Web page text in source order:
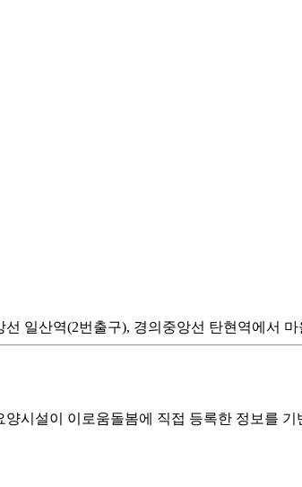
일산역(2번출구), 경의중앙선 탄현역에서 마
시설이 이로움돌봄에 직접 등록한 정보를